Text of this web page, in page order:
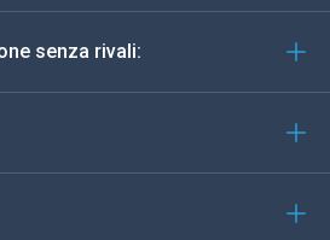
senza rivali: